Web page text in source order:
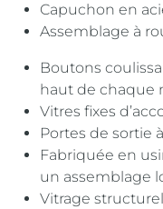
Capuchon en
Assemblage à
Boutons
haut de chaque
Vitres fixes
Portes de sortie
Fabriquée en
un assemblage
Vitrage